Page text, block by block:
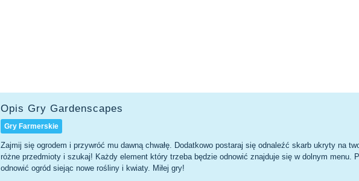
Opis Gry Gardenscapes
Gry Farmerskie
Zajmij się ogrodem i przywróć mu dawną chwałę. Dodatkowo postaraj się odnaleźć skarb ukryty na
różne przedmioty i szukaj! Każdy element który trzeba będzie odnowić znajduje się w dolnym menu.
odnowić ogród siejąc nowe rośliny i kwiaty. Miłej gry!